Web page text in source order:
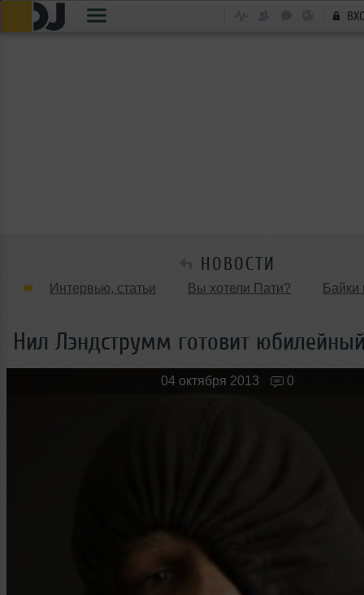
НОВОСТИ
Интервью, статьи Вы хотели Пати? Байки
Танцевальные стили Обзоры Вечеринок и
Новые лица Мужчина & Женщина
Нил Лэндструмм готовит
04 октября 2013 0